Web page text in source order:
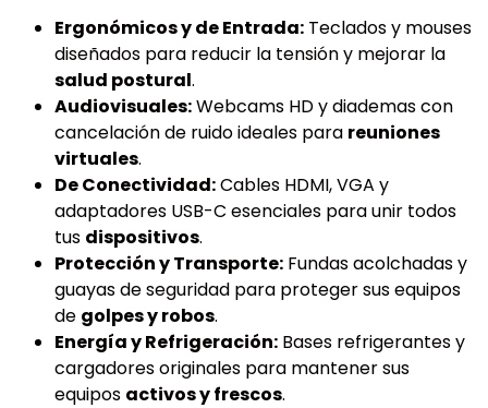
Ergonómicos y de Entrada: Teclados y mouses
diseñados para reducir la tensión y mejorar la
salud postural.
Audiovisuales:Webcams HD y diademas con
cancelación de ruido ideales para reuniones
virtuales.
De Conectividad:Cables HDMI, VGA y
adaptadores USB-C esenciales para unir todos
tus dispositivos.
Protección y Transporte: Fundas acolchadas y
guayas de seguridad para proteger sus equipos
de golpes y robos.
Energía y Refrigeración: Bases refrigerantes y
cargadores originales para mantener sus
equipos activos y frescos.